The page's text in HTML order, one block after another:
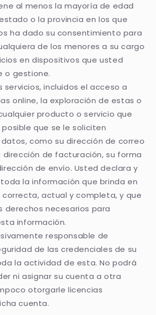
al menos la mayoría de edad
o la provincia en los que
ha dado su consentimiento para
de los menores a su cargo
en dispositivos que usted
o gestione.
servicios, incluidos el acceso a
online, la exploración de estas o
producto o servicio que
que se le soliciten
como su dirección de correo
dirección de facturación, su forma
de envío. Usted declara y
la información que brinda en
correcta, actual y completa, y que
derechos necesarios para
información.
responsable de
de las credenciales de su
la actividad de esta. No podrá
ni asignar su cuenta a otra
otorgarle licencias
cuenta.